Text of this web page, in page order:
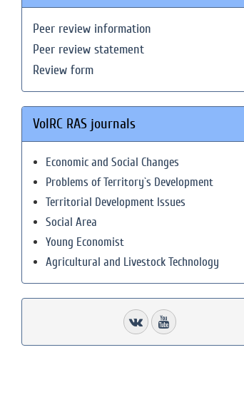
Peer review information
Peer review statement
Review form
VolRC RAS journals
Economic and Social Changes
Problems of Territory`s Development
Territorial Development Issues
Social Area
Young Economist
Agricultural and Livestock Technology